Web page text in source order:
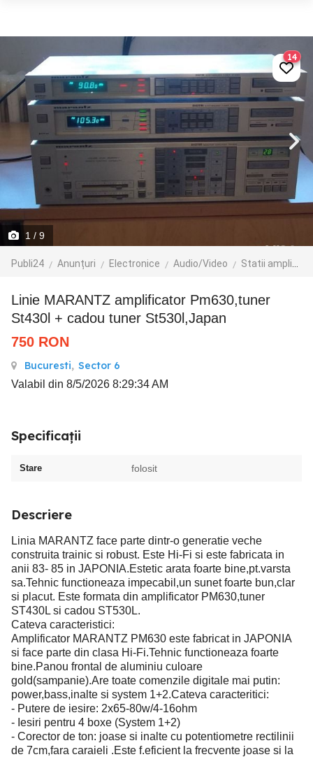
1 / 9
Publi24 Anunțuri Electronice Audio/Video Statii amplificare
14
Linie MARANTZ amplificator Pm630,tuner
St430l + cadou tuner St530l,Japan
750 RON
Bucuresti, Sector 6
Valabil din 8/5/2026 8:29:34 AM
Specificații
Stare folosit
Descriere
Linia MARANTZ face parte dintr-o generatie veche
construita trainic si robust. Este Hi-Fi si este fabricata in
anii 83- 85 in JAPONIA.Estetic arata foarte bine,pt.varsta
sa.Tehnic functioneaza impecabil,un sunet foarte bun,clar
si placut. Este formata din amplificator PM630,tuner
ST430L si cadou ST530L.
Cateva caracteristici:
Amplificator MARANTZ PM630 este fabricat in JAPONIA
si face parte din clasa Hi-Fi.Tehnic functioneaza foarte
bine.Panou frontal de aluminiu culoare
gold(sampanie).Are toate comenzile digitale mai putin:
power,bass,inalte si system 1+2.Cateva caracteritici:
- Putere de iesire: 2x65-80w/4-16ohm
- Iesiri pentru 4 boxe (System 1+2)
- Corector de ton: joase si inalte cu potentiometre rectilinii
de 7cm,fara caraieli .Este f.eficient la frecvente joase si la